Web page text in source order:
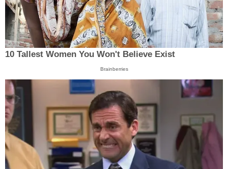
10 Tallest Women You Won't Believe Exist
Brainberries